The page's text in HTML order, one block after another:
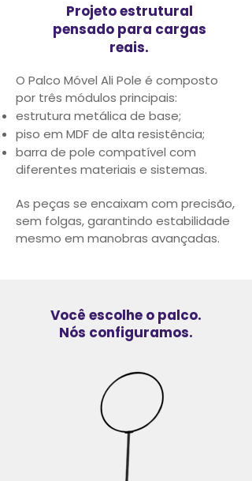
Projeto estrutural
pensado para cargas
reais.
O Palco Móvel Ali Pole é composto
por três módulos principais:
estrutura metálica de base;
piso em MDF de alta resistência;
barra de pole compatível com
diferentes materiais e sistemas.
As peças se encaixam com precisão,
sem folgas, garantindo estabilidade
mesmo em manobras avançadas.
Você escolhe o palco.
Nós configuramos.